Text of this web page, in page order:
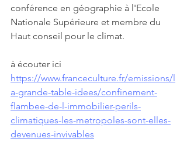
conférence en géographie à l'Ecole
Nationale Supérieure et membre du
Haut conseil pour le climat.
à écouter ici
https://www.franceculture.fr/emissions/l
a-grande-table-idees/confinement-
flambee-de-l-immobilier-perils-
climatiques-les-metropoles-sont-elles-
devenues-invivables